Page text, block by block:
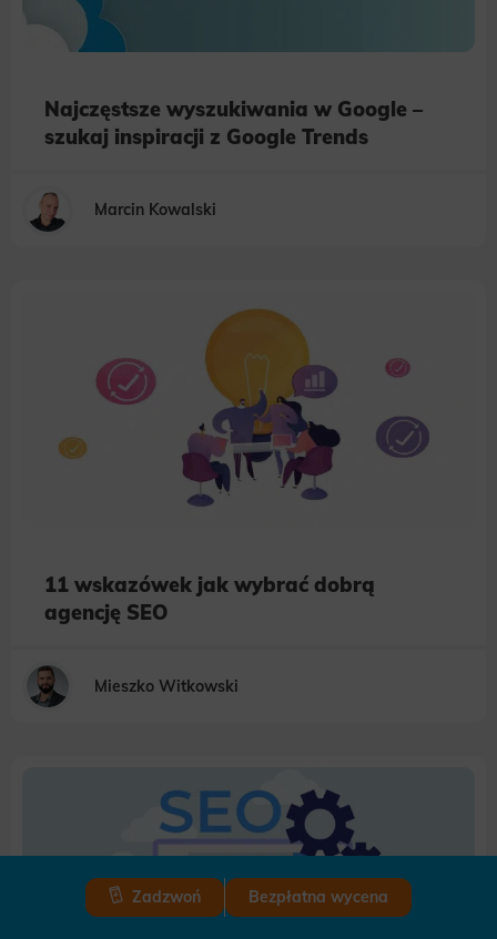
Najczęstsze wyszukiwania w Google –
szukaj inspiracji z Google Trends
Marcin Kowalski
11 wskazówek jak wybrać dobrą
agencję SEO
Mieszko Witkowski
Zadzwoń Bezpłatna wycena